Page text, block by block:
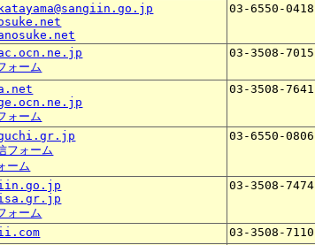
03-6550-0418
ォーム
03-3508-7015
ォーム
03-3508-7641
フォーム
ーム
03-6550-0806
ォーム
03-3508-7474
03-3508-7110